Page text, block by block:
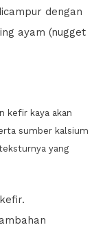
dengan
ayam (nugget
kefir kaya akan
sumber kalsium
yang